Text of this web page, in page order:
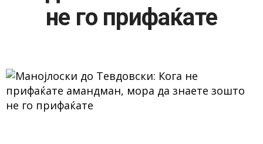
МОЗАИК
не го прифаќате